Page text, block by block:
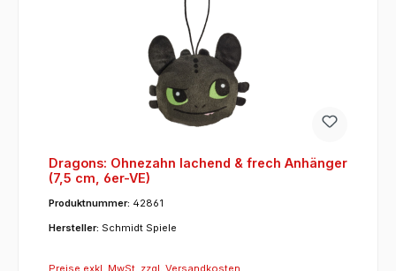
Dragons: Ohnezahn lachend & frech Anhänger
(7,5 cm, 6er-VE)
Produktnummer: 42861
Hersteller: Schmidt Spiele
Preise exkl. MwSt. zzgl. Versandkosten